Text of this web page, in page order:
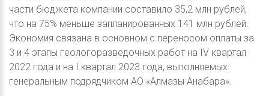
части бюджета компании составило 35,2 млн рублей,
что на 75% меньше запланированных 141 млн рублей.
Экономия связана в основном с переносом оплаты за
3 и 4 этапы геологоразведочных работ на IV квартал
2022 года и на I квартал 2023 года, выполняемых
генеральным подрядчиком АО «Алмазы Анабара».